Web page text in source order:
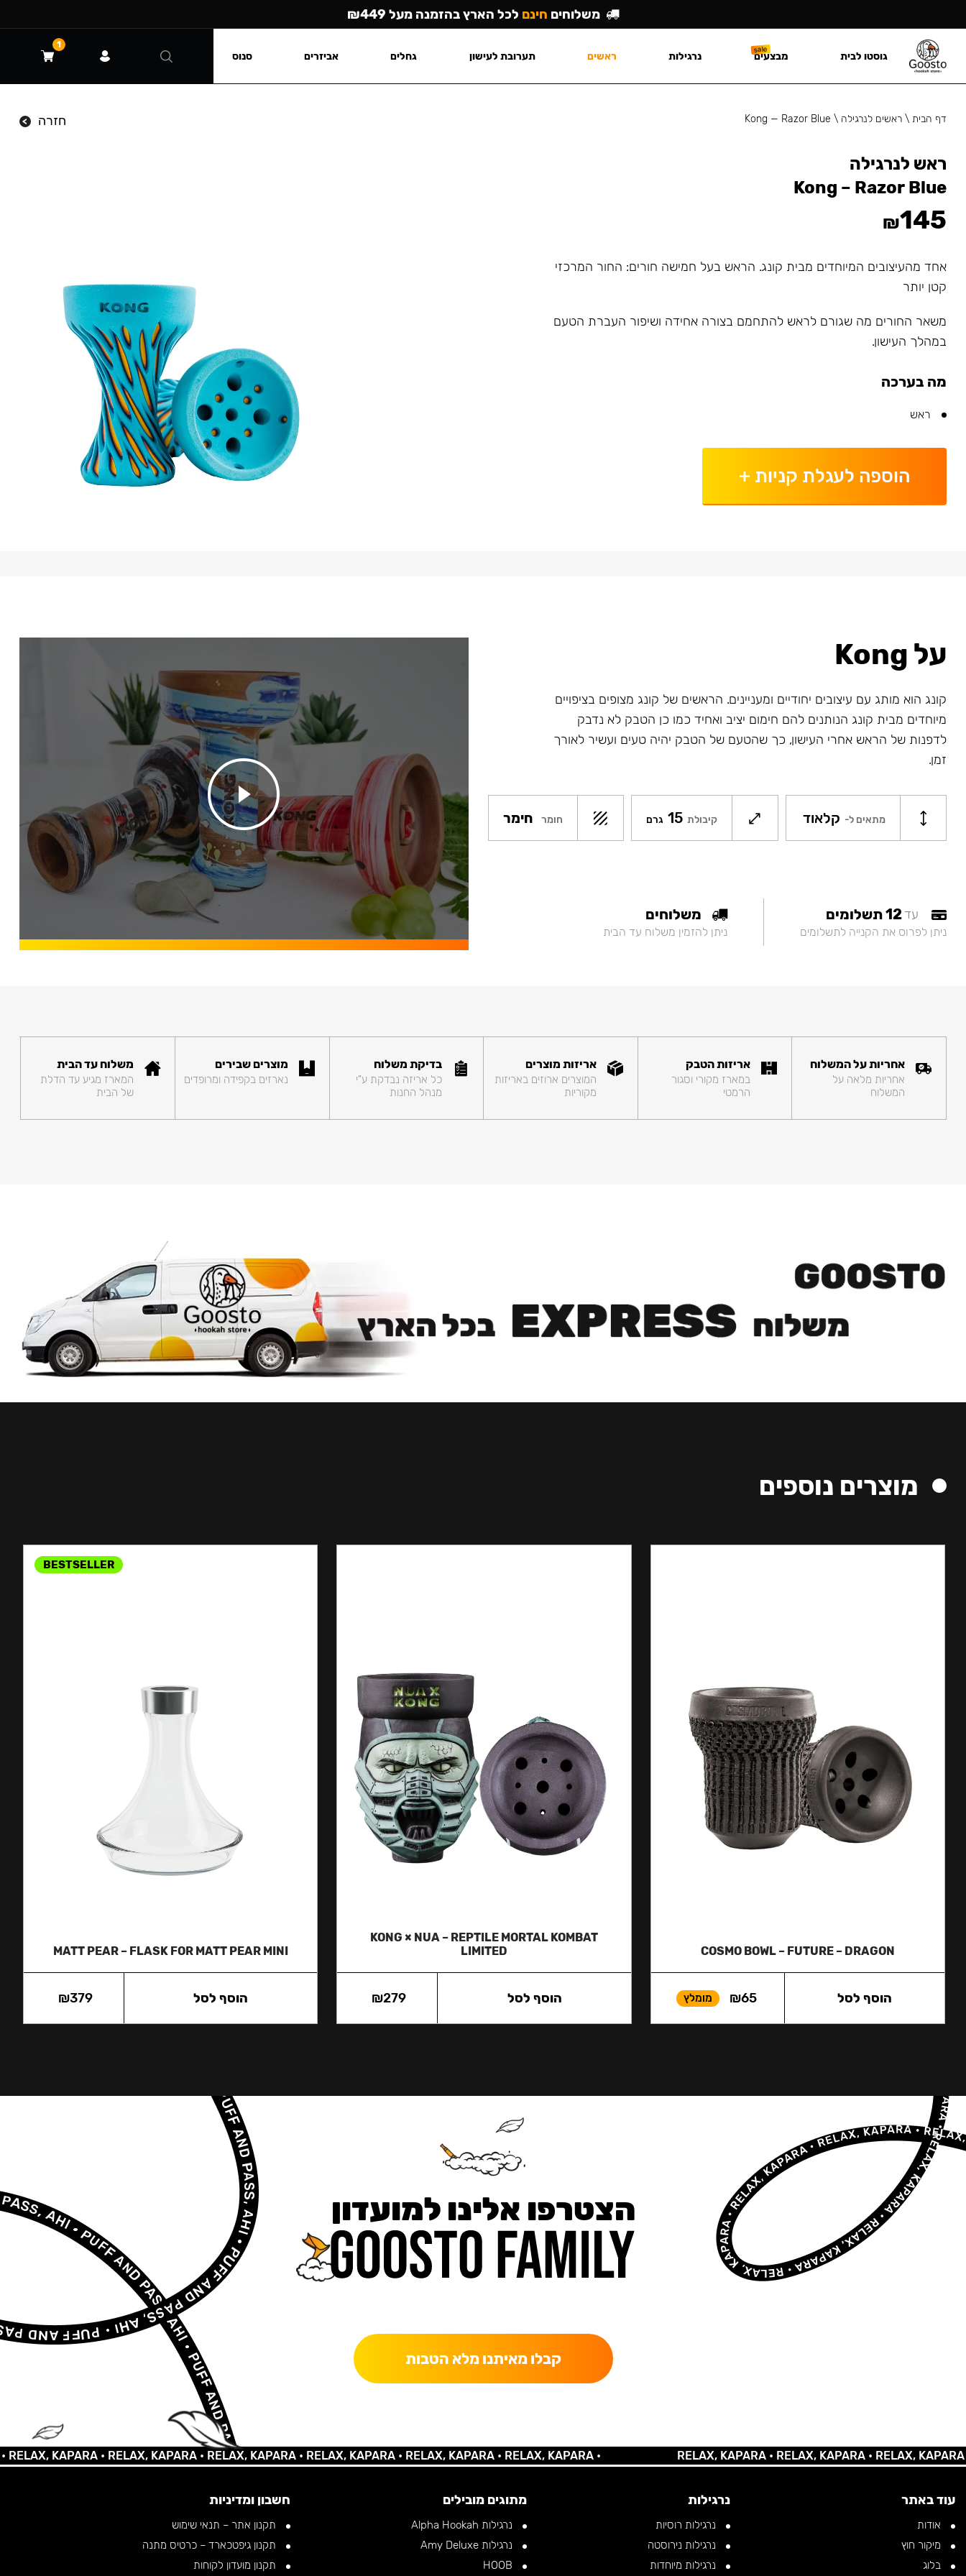
דף הבית\ ראשים לנרגילה \
Kong — Razor Blue חזרה
ראש לנרגילה
Kong – Razor Blue
₪145
אחד מהעיצובים המיוחדים מבית קונג. הראש בעל חמישה חורים: החור המרכזי
קטן יותר
משאר החורים מה שגורם לראש להתחמם בצורה אחידה ושיפור העברת הטעם
במהלך העישון.
מה בערכה
ראש
הוספה לעגלת קניות +
על Kong
קונג הוא מותג עם עיצובים יחודיים ומעניינים. הראשים של קונג מצופים בציפויים
מיוחדים מבית קונג הנותנים להם חימום יציב ואחיד כמו כן הטבק לא נדבק
לדפנות של הראש אחרי העישון, כך שהטעם של הטבק יהיה טעים ועשיר לאורך
זמן.
מתאים ל- קלאוד קיבולת 15 גרם חומר חימר
עד12 תשלומים
ניתן לפרוס את הקנייה לתשלומים
משלוחים
ניתן להזמין משלוח עד הבית
אחריות על המשלוח
אחריות מלאה על
המשלוח
אריזות הטבק
במארז מקורי וסגור
הרמטי
אריזות מוצרים
המוצרים ארוזים באריזות
מקוריות
בדיקת משלוח
כל אריזה נבדקת ע"י
מנהל החנות
מוצרים שבירים
נארזים בקפידה ומרופדים
משלוח עד הבית
המארז מגיע עד הדלת
של הבית
מוצרים נוספים
COSMO BOWL – FUTURE – DRAGON
₪65 מומלץ הוסף לסל
KONG × NUA – REPTILE MORTAL KOMBAT
LIMITED
₪279 הוסף לסל
BESTSELLER
MATT PEAR – FLASK FOR MATT PEAR MINI
₪379 הוסף לסל
הצטרפו אלינו למועדון
קבלו מאיתנו מלא הטבות
משלוחים חינם לכל הארץ בהזמנה מעל ₪449
גוסטו לבית מבצעים נרגילות ראשים תערובת לעישון גחלים אביזרים סנוס
1
KAPARA •RELAX, KAPARA •RELAX, KAPARA •RELAX, KAPARA •RELAX, KAPARA •RELAX, KAPARA • RELAX, KAPARA •RELAX, KAPARA •RELAX, KAPARA •
עוד באתר
אודות
מיקור חוץ
בלוג
נרגילות
נרגילות רוסיות
נרגילות נירוסטה
נרגילות מיוחדות
מתוגים מובילים
נרגילות Alpha Hookah
נרגילות Amy Deluxe
חשבון ומדיניות
תקנון אתר – תנאי שימוש
תקנון גיפטכארד – כרטיס מתנה
תקנון מועדון לקוחות